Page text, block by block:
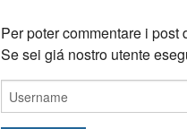
Per poter commentare i post
Se sei giá nostro utente